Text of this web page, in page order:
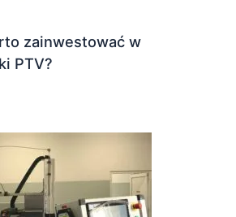
zainwestować w
PTV?